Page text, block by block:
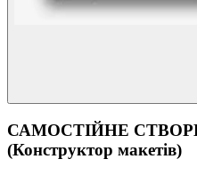
САМОСТІЙНЕ
(Конструктор макетів)